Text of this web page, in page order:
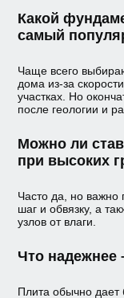
Какой
самый
Чаще всего
дома из-за
участках. Но
после геологии и
Можно ли
при высоких
Часто да, но важно
шаг и обвязку, а
узлов от влаги.
Что надежнее
Плита обычно